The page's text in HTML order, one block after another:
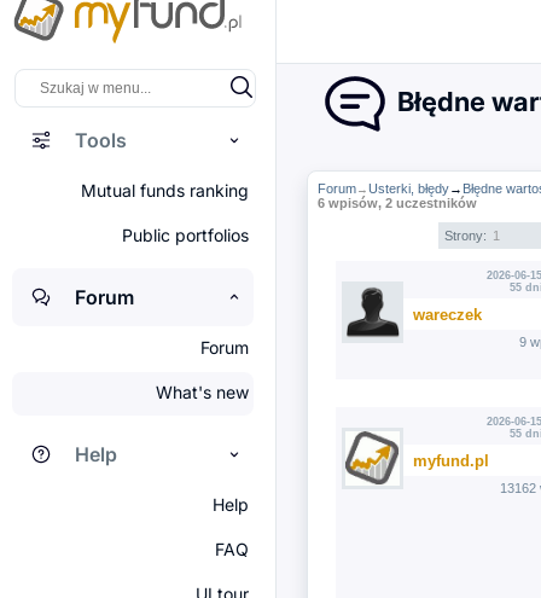
Tools
Mutual funds ranking
Public portfolios
Forum
Forum
What's new
Help
Help
FAQ
UI tour
Błędne
Forum→Usterki, błędy→ Błędne
6 wpisów, 2 uczestników
Strony: 1
2026-06-
55
wareczek
9
2026-06-
55
myfund.pl
13162